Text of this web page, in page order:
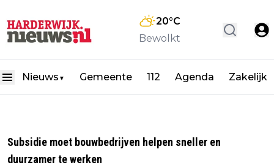
20°C
Bewolkt
Nieuws ▼ Gemeente 112 Agenda Zakelijk
Subsidie moet bouwbedrijven helpen sneller en
duurzamer te werken